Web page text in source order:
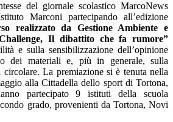
del giornale scolastico MarcoNews
Marconi partecipando all’edizione
realizzato da Gestione Ambiente e
Il dibattito che fa rumore”
e sulla sensibilizzazione dell’opinione
dei materiali e, più in generale, sulla
circolare. La premiazione si è tenuta nella
alla Cittadella dello sport di Tortona,
partecipato 9 istituti della scuola
grado, provenienti da Tortona, Novi